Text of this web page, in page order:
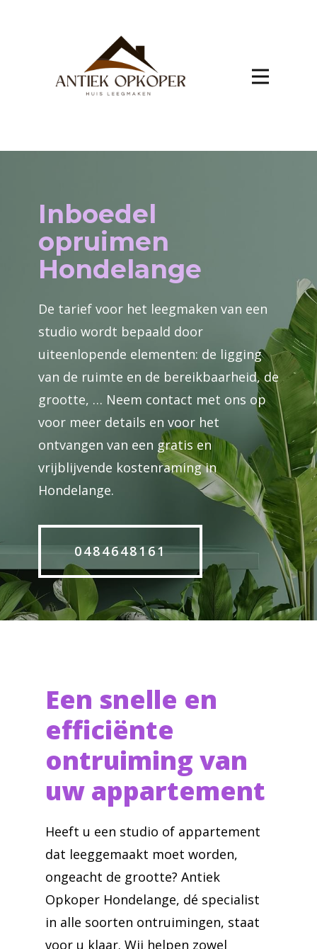
Inboedel
opruimen
Hondelange
De tarief voor het leegmaken van een
studio wordt bepaald door
uiteenlopende elementen: de ligging
van de ruimte en de bereikbaarheid, de
grootte, … Neem contact met ons op
voor meer details en voor het
ontvangen van een gratis en
vrijblijvende kostenraming in
Hondelange.
0484648161
Een snelle en
efficiënte
ontruiming van
uw appartement
Heeft u een studio of appartement
dat leeggemaakt moet worden,
ongeacht de grootte? Antiek
Opkoper Hondelange, dé specialist
in alle soorten ontruimingen, staat
voor u klaar. Wij helpen zowel